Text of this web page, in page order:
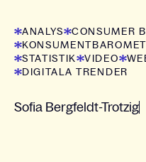
ANALYS CONSUMER
STATISTIK
VIDEO
DIGITALA TRENDER
Sofia Bergfeldt-Trotzig